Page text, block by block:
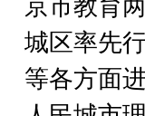
京市教育
城区率先
等各方面